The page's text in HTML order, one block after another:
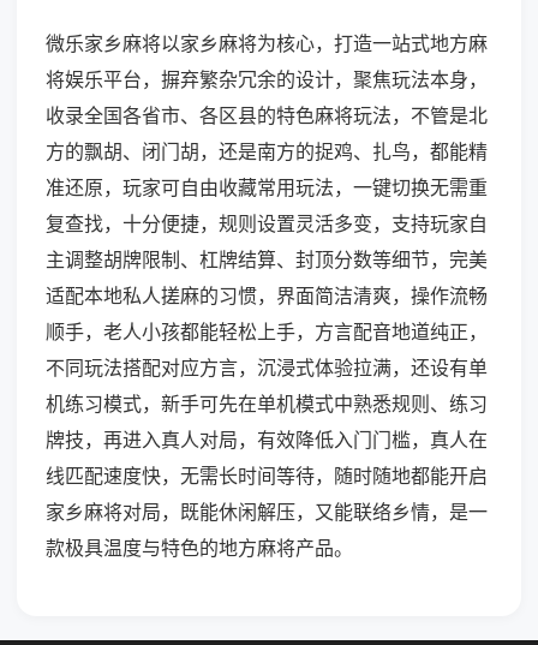
微乐家乡麻将以家乡麻将为核心，打造一站式地方麻
将娱乐平台，摒弃繁杂冗余的设计，聚焦玩法本身，
收录全国各省市、各区县的特色麻将玩法，不管是北
方的飘胡、闭门胡，还是南方的捉鸡、扎鸟，都能精
准还原，玩家可自由收藏常用玩法，一键切换无需重
复查找，十分便捷，规则设置灵活多变，支持玩家自
主调整胡牌限制、杠牌结算、封顶分数等细节，完美
适配本地私人搓麻的习惯，界面简洁清爽，操作流畅
顺手，老人小孩都能轻松上手，方言配音地道纯正，
不同玩法搭配对应方言，沉浸式体验拉满，还设有单
机练习模式，新手可先在单机模式中熟悉规则、练习
牌技，再进入真人对局，有效降低入门门槛，真人在
线匹配速度快，无需长时间等待，随时随地都能开启
家乡麻将对局，既能休闲解压，又能联络乡情，是一
款极具温度与特色的地方麻将产品。